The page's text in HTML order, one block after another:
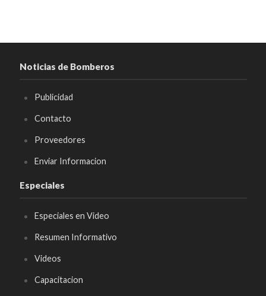
Noticias de Bomberos
Publicidad
Contacto
Proveedores
Enviar Informacion
Especiales
Especiales en Video
Resumen Informativo
Videos
Capacitacion